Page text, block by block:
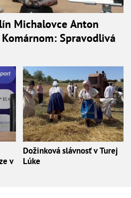
Michalovce Anton
Spravodlivá
v
Dožinková slávnosť v Turej
Lúke